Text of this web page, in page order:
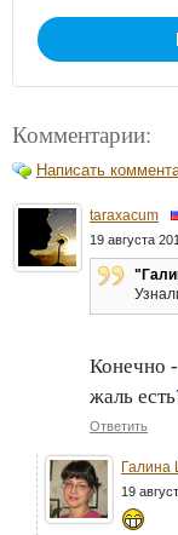
Комментарии:
Написать
taraxacum
19 августа
Конечно
жаль
Ответить
Галина
19